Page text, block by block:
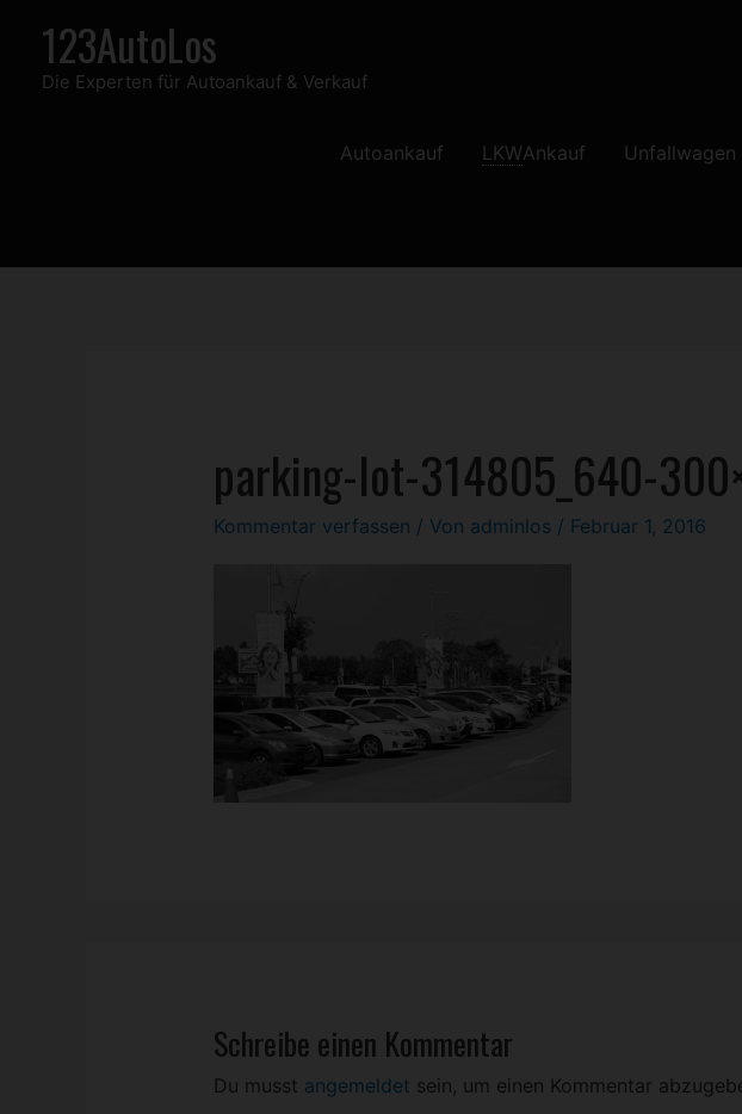
springen
123AutoLos
Die Experten für Autoankauf & Verkauf
Autoankauf LKWAnkauf Unfallwagen
parking-lot-314805_640-
Kommentar verfassen / Von adminlos / Februar 1, 2016
Schreibe einen Kommentar
Du musst angemeldet sein, um einen Kommentar